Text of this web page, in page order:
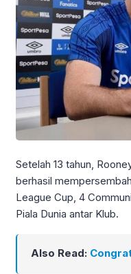
Setelah 13 tahun,
berhasil
League Cup, 4
Piala Dunia antar Klub.
Also Read: